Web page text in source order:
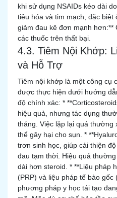
khi sử dụng NSAIDs kéo dài
tiêu hóa và tim mạch, đặc
giảm đau kê đơn mạnh hơn:**
các thuốc trên thất bại.
4.3. Tiêm Nội Khớp:
và Hỗ Trợ
Tiêm nội khớp là một công cụ
được thực hiện dưới hướng
độ chính xác: *
hiệu quả, nhưng tác dụng
tháng. Việc lặp lại quá thường
thể gây hại cho sụn. *
trơn sinh học, giúp cải thiện
đau tạm thời. Hiệu quả
dài hơn steroid. * **Liệu pháp
(PRP) và liệu pháp tế bào gốc
phương pháp y học tái tạo